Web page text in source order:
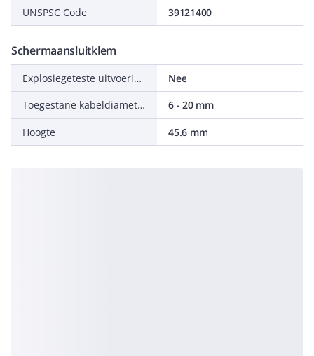
UNSPSC Code 39121400
Schermaansluitklem
Explosiegeteste uitvoering Ex-e
Nee
Toegestane kabeldiameter
6 - 20 mm
Hoogte 45.6 mm